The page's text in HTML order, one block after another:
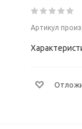
Артикул